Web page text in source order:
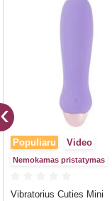
Populiaru Video
Nemokamas pristatymas
Vibratorius Cuties Mini